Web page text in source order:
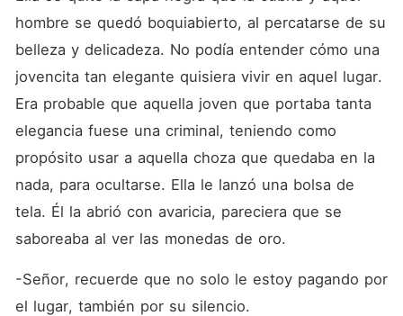
hombre se quedó boquiabierto, al percatarse de su
belleza y delicadeza. No podía entender cómo una
jovencita tan elegante quisiera vivir en aquel lugar.
Era probable que aquella joven que portaba tanta
elegancia fuese una criminal, teniendo como
propósito usar a aquella choza que quedaba en la
nada, para ocultarse. Ella le lanzó una bolsa de
tela. Él la abrió con avaricia, pareciera que se
saboreaba al ver las monedas de oro.
-Señor, recuerde que no solo le estoy pagando por
el lugar, también por su silencio.